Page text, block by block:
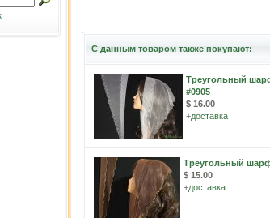
С данным товаром также покупают:
Треугольный
#0905
$ 16.00
+доставка
Треугольный
$ 15.00
+доставка